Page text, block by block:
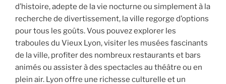
d’histoire, adepte de la vie nocturne ou simplement à la
recherche de divertissement, la ville regorge d’options
pour tous les goûts. Vous pouvez explorer les
traboules du Vieux Lyon, visiter les musées fascinants
de la ville, profiter des nombreux restaurants et bars
animés ou assister à des spectacles au théâtre ou en
plein air. Lyon offre une richesse culturelle et un